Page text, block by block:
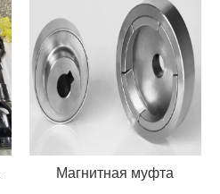
Магнитная муфта